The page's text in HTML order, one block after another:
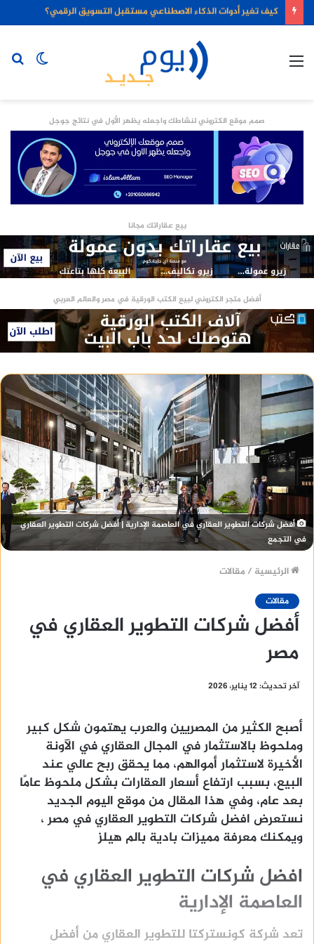
كيف تغير أدوات الذكاء الاصطناعي مستقبل التسويق الرقمي؟
الوضع
صمم موقع الكتروني لنشاطك واجعله يظهر الأول في نتائج جوجل
بيع عقاراتك مجانا
أفضل متجر الكتروني لبيع الكتب الورقية في مصر والعالم العربي
أفضل شركات التطوير العقاري في العاصمة الإدارية | أفضل شركات التطوير العقاري
في التجمع
الرئيسية / مقالات
مقالات
أفضل شركات التطوير العقاري في
مصر
آخر تحديث: 12 يناير، 2026
أصبح الكثير من المصريين والعرب يهتمون شكل كبير
وملحوظ بالاستثمار في المجال العقاري في الآونة
الأخيرة لاستثمار أموالهم، مما يحقق ربح عالي عند
البيع، بسبب ارتفاع أسعار العقارات بشكل ملحوظ عامًا
بعد عام، وفي هذا المقال من موقع اليوم الجديد
نستعرض افضل شركات التطوير العقاري في مصر ،
ويمكنك معرفة مميزات بادية بالم هيلز
افضل شركات التطوير العقاري في
العاصمة الإدارية
تعد شركة كونستركتا للتطوير العقاري من أفضل